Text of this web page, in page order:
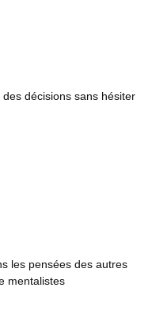
décisions sans hésiter
les pensées des autres
mentalistes